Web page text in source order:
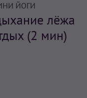
ЙОГИ
лёжа
(2 мин)